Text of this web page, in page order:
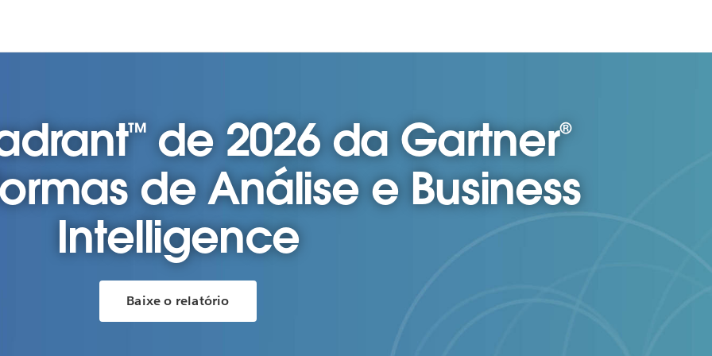
de 2026 da Gartner®
de Análise e Business
Intelligence
Baixe o relatório